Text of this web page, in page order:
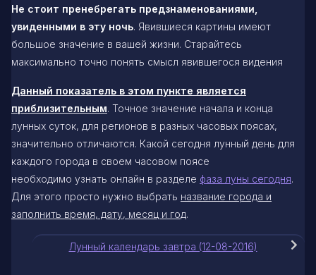
Не стоит пренебрегать предзнаменованиями,
увиденными в эту ночь. Явившиеся картины имеют
большое значение в вашей жизни. Старайтесь
максимально точно понять смысл явившегося видения
Данный показатель в этом пункте является
приблизительным. Точное значение начала и конца
лунных суток, для регионов в разных часовых поясах,
значительно отличаются. Какой сегодня лунный день для
каждого города в своем часовом поясе
необходимо узнать онлайн в разделе фаза луны сегодня.
Для этого просто нужно выбрать название города и
заполнить время, дату, месяц и год.
Лунный календарь завтра (12-08-2016)